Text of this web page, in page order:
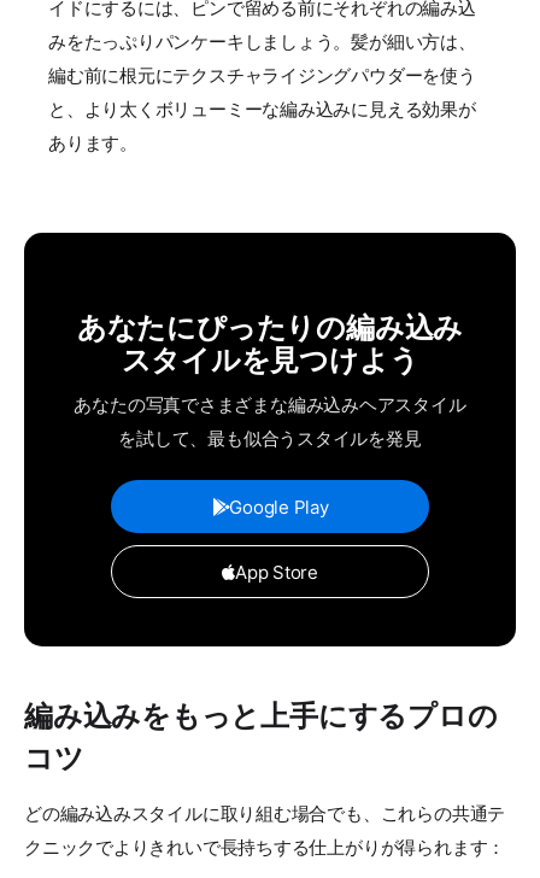
イドにするには、ピンで留める前にそれぞれの編み込
みをたっぷりパンケーキしましょう。髪が細い方は、
編む前に根元にテクスチャライジングパウダーを使う
と、より太くボリューミーな編み込みに見える効果が
あります。
あなたにぴったりの編み込み
スタイルを見つけよう
あなたの写真でさまざまな編み込みヘアスタイル
を試して、最も似合うスタイルを発見
Google Play
App Store
編み込みをもっと上手にするプロの
コツ
どの編み込みスタイルに取り組む場合でも、これらの共通テ
クニックでよりきれいで長持ちする仕上がりが得られます：